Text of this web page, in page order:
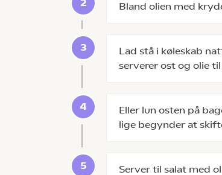
Bland olien med
Lad stå i køleskab
serverer ost og olie
Eller lun osten på
lige begynder at
Server til salat med